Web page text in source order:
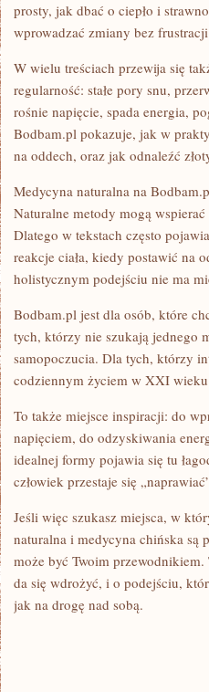
prosty, jak dbać o ciepło i
wprowadzać zmiany bez
W wielu treściach przewija się
regularność: stałe pory snu,
rośnie napięcie, spada energia,
Bodbam.pl pokazuje, jak w
na oddech, oraz jak odnaleźć
Medycyna naturalna na
Naturalne metody mogą
Dlatego w tekstach często
reakcje ciała, kiedy postawić na
holistycznym podejściu nie ma
Bodbam.pl jest dla osób, które
tych, którzy nie szukają jednego
samopoczucia. Dla tych, którzy
codziennym życiem w XXI
To także miejsce inspiracji: do
napięciem, do odzyskiwania
idealnej formy pojawia się tu
człowiek przestaje się
Jeśli więc szukasz miejsca, w
naturalna i medycyna chińska są
może być Twoim
da się wdrożyć, i o podejściu,
jak na drogę nad sobą.